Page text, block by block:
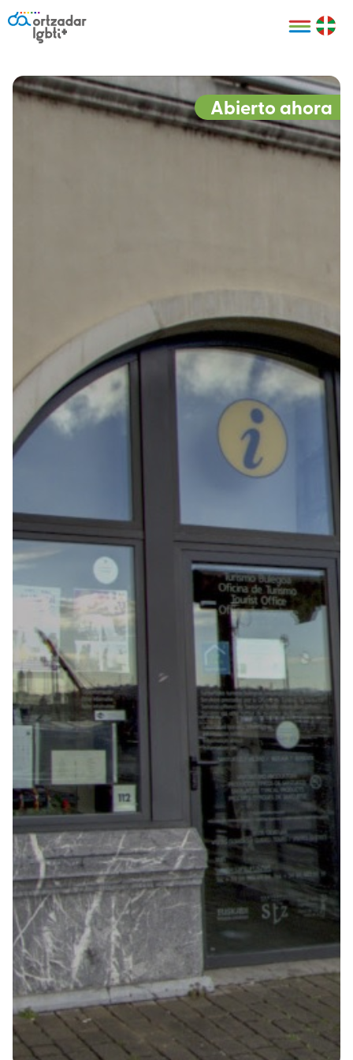
Personas
Bilbao Bizkaia
HARRO
HARROladies
Mapa de Puntos
Seguros
Certificado
empresarial
LGBTI+
Red de puntos
Prensa
Sala de prensa
Abierto ahora